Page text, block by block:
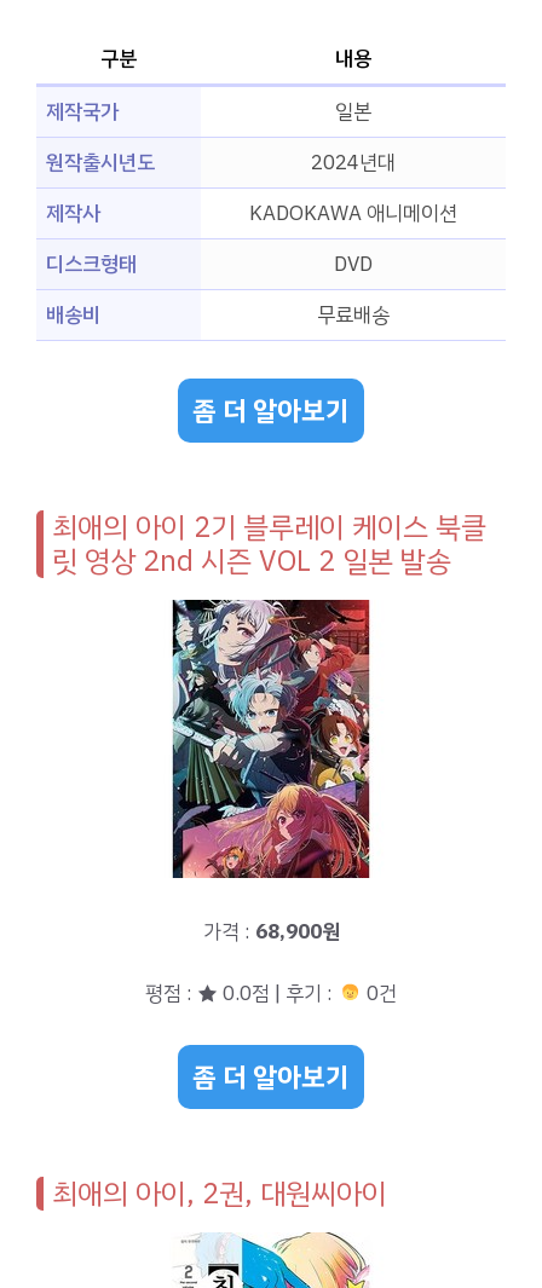
구분
내용
제작국가
일본
원작출시년도
2024년대
제작사
KADOKAWA 애니메이션
디스크형태
DVD
배송비
무료배송
좀 더 알아보기
최애의 아이 2기 블루레이 케이스 북클
릿 영상 2nd 시즌 VOL 2 일본 발송
가격 : 68,900원
평점 : ★ 0.0점 | 후기 : 0건
좀 더 알아보기
최애의 아이, 2권, 대원씨아이